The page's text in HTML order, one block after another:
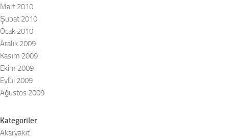
Mart 2010
Şubat 2010
Ocak 2010
Aralık 2009
Kasım 2009
Ekim 2009
Eylül 2009
Ağustos 2009
Kategoriler
Akaryakıt